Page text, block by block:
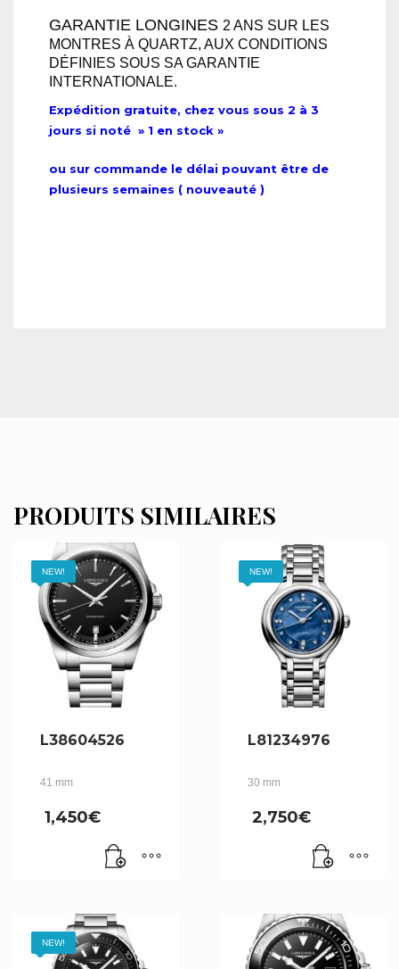
GARANTIE LONGINES 2 ANS SUR LES
MONTRES À QUARTZ, AUX CONDITIONS
DÉFINIES SOUS SA GARANTIE
INTERNATIONALE.
Expédition gratuite, chez vous sous 2 à 3
jours si noté » 1 en stock »
ou sur commande le délai pouvant être de
plusieurs semaines ( nouveauté )
PRODUITS SIMILAIRES
NEW!
L38604526
41 mm
1,450€
NEW!
L81234976
30 mm
2,750€
NEW!